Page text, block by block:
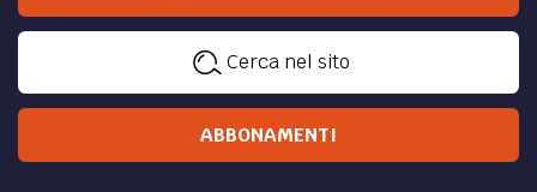
Cerca nel sito
ABBONAMENTI